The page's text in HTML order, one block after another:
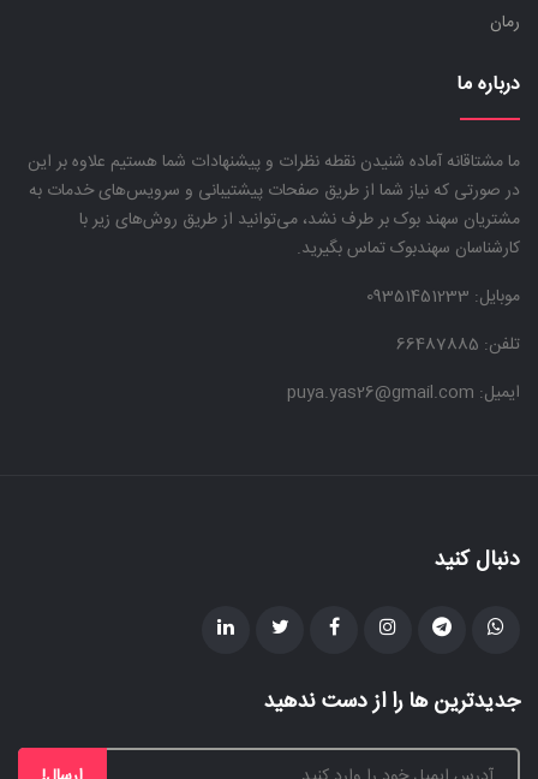
رمان
درباره ما
ما مشتاقانه آماده شنیدن نقطه نظرات و پیشنهادات شما هستیم علاوه بر این
در صورتی که نیاز شما از طریق صفحات پیشتیبانی و سرویس‌های خدمات به
مشتریان سهند بوک بر طرف نشد، می‌توانید از طریق روش‌های زیر با
کارشناسان سهندبوک تماس بگیرید.
موبایل:
تلفن: 66487885
ایمیل: puya.yas26@gmail.com
دنبال کنید
جدیدترین ها را از دست ندهید